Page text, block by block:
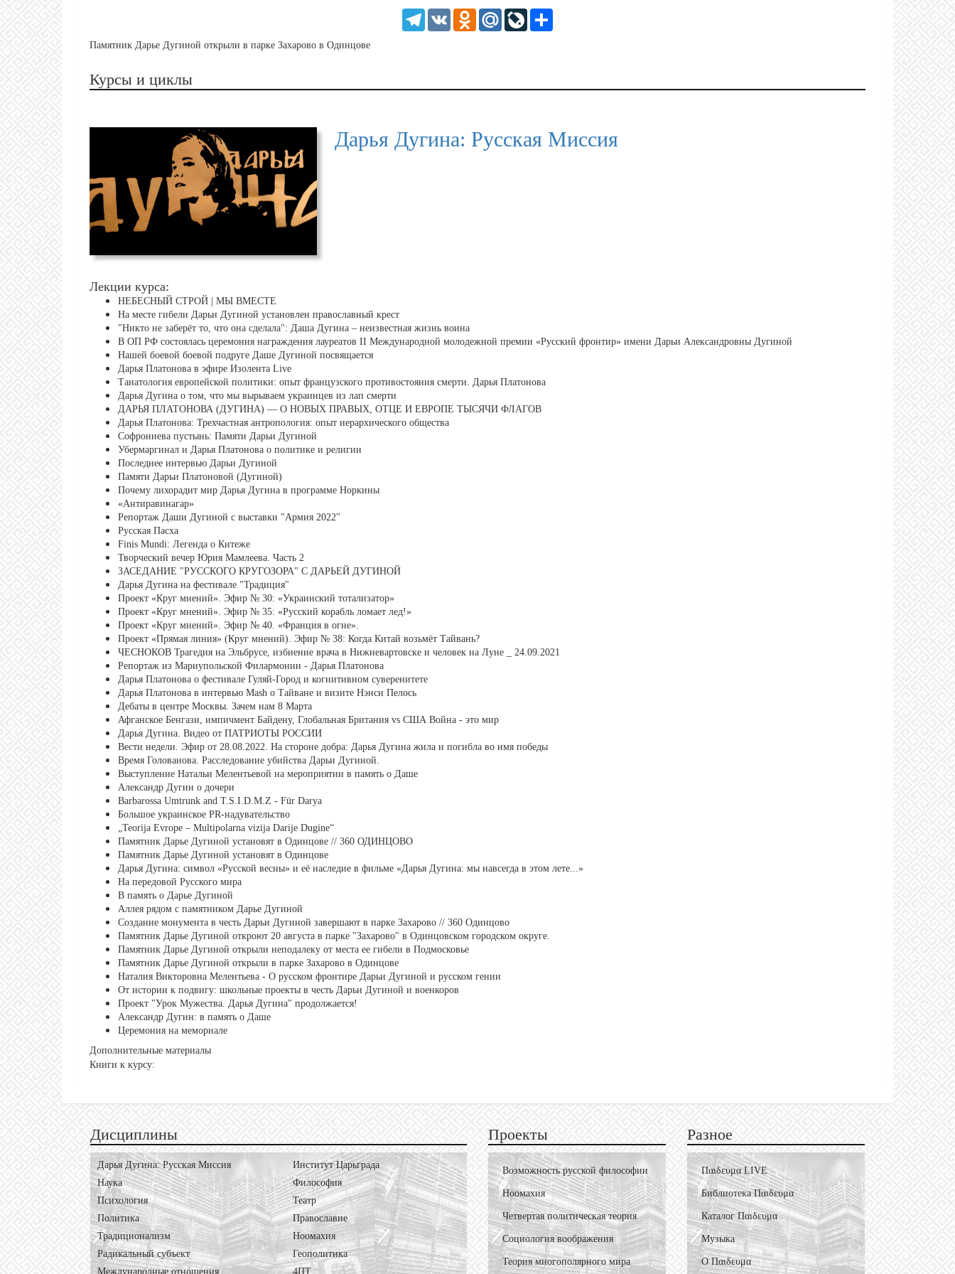
TelegramVK Odnoklassniki
Mail.Ru LiveJournal
Памятник Дарье Дугиной открыли в парке Захарово в Одинцове
Курсы и циклы
Дарья Дугина: Русская Миссия
Лекции курса:
НЕБЕСНЫЙ СТРОЙ | МЫ ВМЕСТЕ
На месте гибели Дарьи Дугиной установлен православный крест
"Никто не заберёт то, что она сделала": Даша Дугина – неизвестная жизнь воина
В ОП РФ состоялась церемония награждения лауреатов II Международной молодежной премии «Русский фронтир» имени Дарьи Александровны Дугиной
Нашей боевой боевой подруге Даше Дугиной посвящается
Дарья Платонова в эфире Изолента Live
Танатология европейской политики: опыт французского противостояния смерти. Дарья Платонова
Дарья Дугина о том, что мы вырываем украинцев из лап смерти
ДАРЬЯ ПЛАТОНОВА (ДУГИНА) — О НОВЫХ ПРАВЫХ, ОТЦЕ И ЕВРОПЕ ТЫСЯЧИ ФЛАГОВ
Дарья Платонова: Трехчастная антропология: опыт иерархического общества
Софрониева пустынь: Памяти Дарьи Дугиной
Убермаргинал и Дарья Платонова о политике и религии
Последнее интервью Дарьи Дугиной
Памяти Дарьи Платоновой (Дугиной)
Почему лихорадит мир Дарья Дугина в программе Норкины
«Антиравинагар»
Репортаж Даши Дугиной с выставки "Армия 2022"
Русская Пасха
Finis Mundi: Легенда о Китеже
Творческий вечер Юрия Мамлеева. Часть 2
ЗАСЕДАНИЕ "РУССКОГО КРУГОЗОРА" С ДАРЬЕЙ ДУГИНОЙ
Дарья Дугина на фестивале "Традиция"
Проект «Круг мнений». Эфир № 30: «Украинский тотализатор»
Проект «Круг мнений». Эфир № 35: «Русский корабль ломает лед!»
Проект «Круг мнений». Эфир № 40. «Франция в огне».
Проект «Прямая линия» (Круг мнений). Эфир № 38: Когда Китай возьмёт Тайвань?
ЧЕСНОКОВ Трагедия на Эльбрусе, избиение врача в Нижневартовске и человек на Луне _ 24.09.2021
Репортаж из Мариупольской Филармонии - Дарья Платонова
Дарья Платонова о фестивале Гуляй-Город и когнитивном суверенитете
Дарья Платонова в интервью Mash о Тайване и визите Нэнси Пелось
Дебаты в центре Москвы. Зачем нам 8 Марта
Афганское Бенгази, импичмент Байдену, Глобальная Британия vs США Война - это мир
Дарья Дугина. Видео от ПАТРИОТЫ РОССИИ
Вести недели. Эфир от 28.08.2022. На стороне добра: Дарья Дугина жила и погибла во имя победы
Время Голованова. Расследование убийства Дарьи Дугиной.
Выступление Натальи Мелентьевой на мероприятии в память о Даше
Александр Дугин о дочери
Barbarossa Umtrunk and T.S.I.D.M.Z - Für Darya
Большое украинское PR-надувательство
„Teorija Evrope – Multipolarna vizija Darije Dugine“
Памятник Дарье Дугиной установят в Одинцове // 360 ОДИНЦОВО
Памятник Дарье Дугиной установят в Одинцове
Дарья Дугина: символ «Русской весны» и её наследие в фильме «Дарья Дугина: мы навсегда в этом лете...»
На передовой Русского мира
В память о Дарье Дугиной
Аллея рядом с памятником Дарье Дугиной
Создание монумента в честь Дарьи Дугиной завершают в парке Захарово // 360 Одинцово
Памятник Дарье Дугиной откроют 20 августа в парке "Захарово" в Одинцовском городском округе.
Памятник Дарье Дугиной открыли неподалеку от места ее гибели в Подмосковье
Памятник Дарье Дугиной открыли в парке Захарово в Одинцове
Наталия Викторовна Мелентьева - О русском фронтире Дарьи Дугиной и русском гении
От истории к подвигу: школьные проекты в честь Дарьи Дугиной и военкоров
Проект "Урок Мужества. Дарья Дугина" продолжается!
Александр Дугин: в память о Даше
Церемония на мемориале
Дополнительные материалы
Книги к курсу:
Дисциплины
Дарья Дугина: Русская Миссия
Институт Царьграда
Наука
Философия
Психология
Театр
Политика
Православие
Традиционализм
Ноомахия
Радикальный субъект
Геополитика
Международные отношения
4ПТ
Проекты
Возможность русской философии
Ноомахия
Четвертая политическая теория
Социология воображения
Теория многополярного мира
Разное
Пαιδευμα LIVE
Библиотека Пαιδευμα
Каталог Пαιδευμα
Музыка
О Пαιδευμα